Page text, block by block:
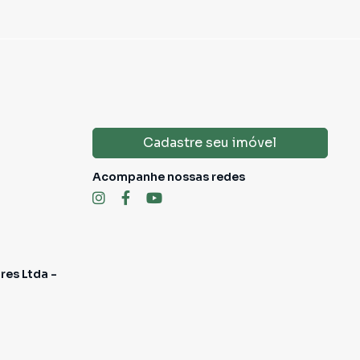
Ltda -
Cadastre seu imóvel
Acompanhe nossas redes